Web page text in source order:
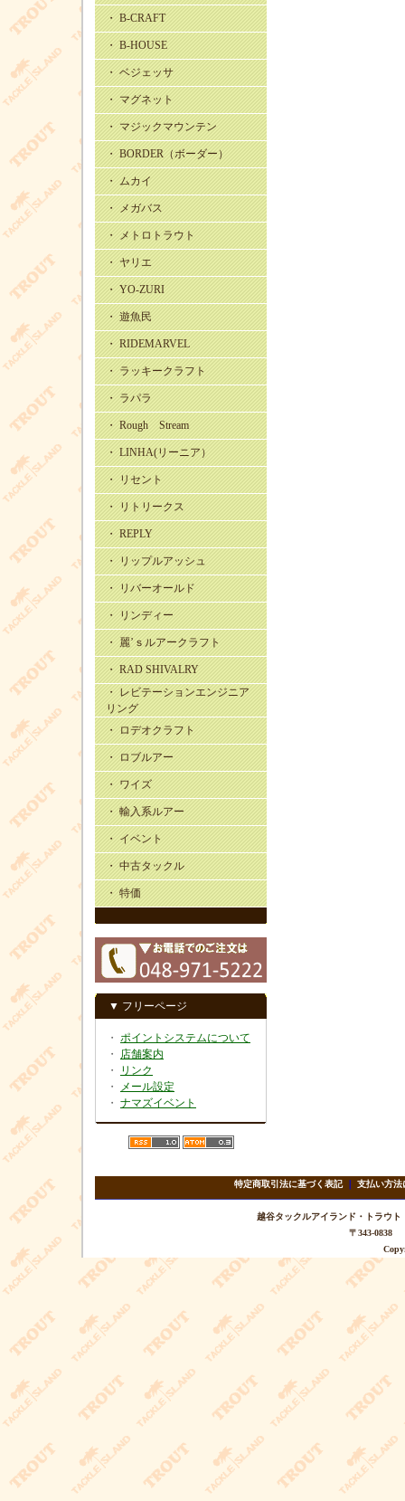
・ B-CRAFT
・ B-HOUSE
・ ベジェッサ
・ マグネット
・ マジックマウンテン
・ BORDER（ボーダー）
・ ムカイ
・ メガバス
・ メトロトラウト
・ ヤリエ
・ YO-ZURI
・ 遊魚民
・ RIDEMARVEL
・ ラッキークラフト
・ ラパラ
・ Rough Stream
・ LINHA(リーニア）
・ リセント
・ リトリークス
・ REPLY
・ リップルアッシュ
・ リバーオールド
・ リンディー
・ 麗’ｓルアークラフト
・ RAD SHIVALRY
・ レビテーションエンジニア
リング
・ ロデオクラフト
・ ロブルアー
・ ワイズ
・ 輸入系ルアー
・ イベント
・ 中古タックル
・ 特価
▼ フリーページ
・ ポイントシステムについて
・ 店舗案内
・
リンク
・
メール設定
・ ナマズイベント
特定商取引法に基づく表記｜ 支払い方法
越谷タックルアイランド・トラ
〒343-0838